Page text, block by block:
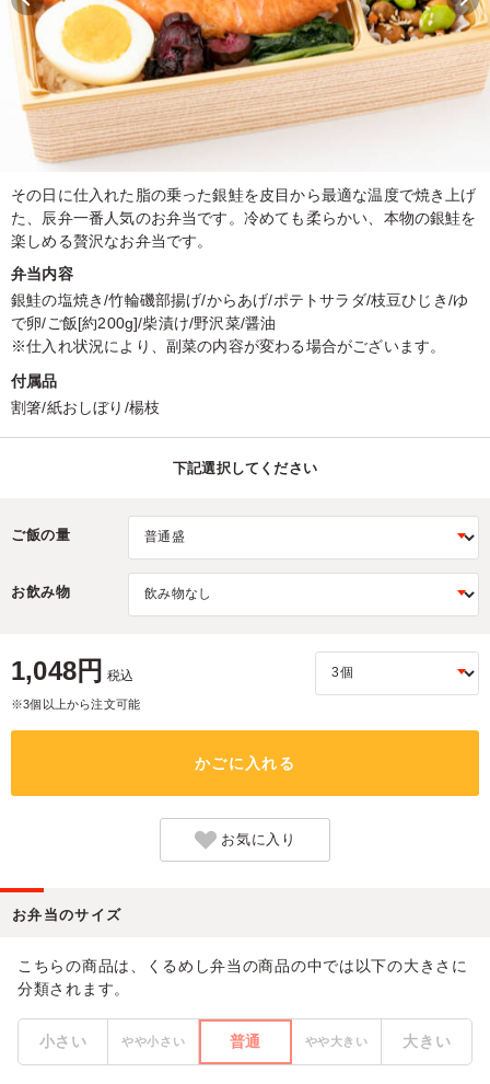
その日に仕入れた脂の乗った銀鮭を皮目から最適な温度で焼き上げ
た、辰弁一番人気のお弁当です。冷めても柔らかい、本物の銀鮭を
楽しめる贅沢なお弁当です。
弁当内容
銀鮭の塩焼き/竹輪磯部揚げ/からあげ/ポテトサラダ/枝豆ひじき/ゆ
で卵/ご飯[約200g]/柴漬け/野沢菜/醤油
※仕入れ状況により、副菜の内容が変わる場合がございます。
付属品
割箸/紙おしぼり/楊枝
下記選択してください
ご飯の量
お飲み物
1,048円 税込
※3個以上から注文可能
かごに入れる
お気に入り
お弁当のサイズ
こちらの商品は、くるめし弁当の商品の中では以下の大きさに
分類されます。
小さい やや小さい 普通 やや大きい 大きい